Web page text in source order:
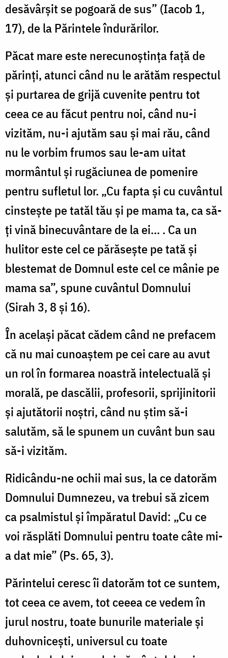
desăvârşit se pogoară de sus” (Iacob 1,
17), de la Părintele îndurărilor.
Păcat mare este nerecunoştinţa faţă de
părinţi, atunci când nu le arătăm respectul
şi purtarea de grijă cuvenite pentru tot
ceea ce au făcut pentru noi, când nu-i
vizităm, nu-i ajutăm sau şi mai rău, când
nu le vorbim frumos sau le-am uitat
mormântul şi rugăciunea de pomenire
pentru sufletul lor. „Cu fapta şi cu cuvântul
cinsteşte pe tatăl tău şi pe mama ta, ca să-
ţi vină binecuvântare de la ei... . Ca un
hulitor este cel ce părăseşte pe tată şi
blestemat de Domnul este cel ce mânie pe
mama sa”, spune cuvântul Domnului
(Sirah 3, 8 şi 16).
În acelaşi păcat cădem când ne prefacem
că nu mai cunoaştem pe cei care au avut
un rol în formarea noastră intelectuală şi
morală, pe dascălii, profesorii, sprijinitorii
şi ajutătorii noştri, când nu ştim să-i
salutăm, să le spunem un cuvânt bun sau
să-i vizităm.
Ridicându-ne ochii mai sus, la ce datorăm
Domnului Dumnezeu, va trebui să zicem
ca psalmistul şi împăratul David: „Cu ce
voi răsplăti Domnului pentru toate câte mi-
a dat mie” (Ps. 65, 3).
Părintelui ceresc îi datorăm tot ce suntem,
tot ceea ce avem, tot ceeea ce vedem în
jurul nostru, toate bunurile materiale şi
duhovniceşti, universul cu toate